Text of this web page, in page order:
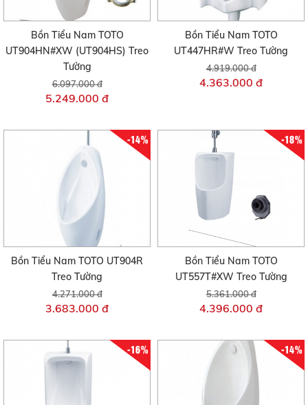
Bồn Tiểu Nam TOTO
UT904HN#XW (UT904HS) Treo
Tường
6.097.000 đ
5.249.000 đ
Bồn Tiểu Nam TOTO
UT447HR#W Treo Tường
4.919.000 đ
4.363.000 đ
-14%
Bồn Tiểu Nam TOTO UT904R
Treo Tường
4.271.000 đ
3.683.000 đ
-18%
Bồn Tiểu Nam TOTO
UT557T#XW Treo Tường
5.361.000 đ
4.396.000 đ
-16% -14%